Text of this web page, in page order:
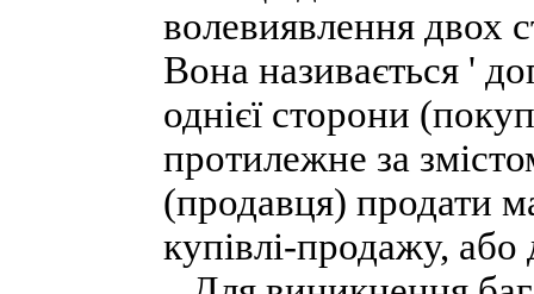
волевиявлення двох
Вона називається '
однієї сторони
протилежне за
(продавця) продати
купівлі-продажу,